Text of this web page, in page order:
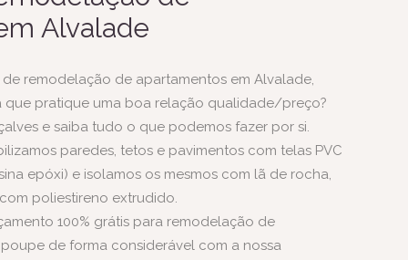
Alvalade
remodelação de apartamentos em Alvalade,
que pratique uma boa relação qualidade/preço?
e saiba tudo o que podemos fazer por si.
paredes, tetos e pavimentos com telas PVC
epóxi) e isolamos os mesmos com lã de rocha,
poliestireno extrudido.
100% grátis para remodelação de
de forma considerável com a nossa